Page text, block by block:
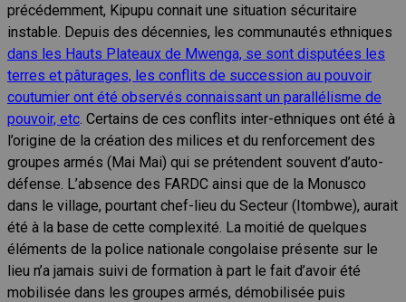
précédemment, Kipupu connait une situation sécuritaire
instable. Depuis des décennies, les communautés ethniques
dans les Hauts Plateaux de Mwenga, se sont disputées les
terres et pâturages, les conflits de succession au pouvoir
coutumier ont été observés connaissant un parallélisme de
pouvoir, etc . Certains de ces conflits inter-ethniques ont été à
l’origine de la création des milices et du renforcement des
groupes armés (Mai Mai) qui se prétendent souvent d’auto-
défense. L’absence des FARDC ainsi que de la Monusco
dans le village, pourtant chef-lieu du Secteur (Itombwe), aurait
été à la base de cette complexité. La moitié de quelques
éléments de la police nationale congolaise présente sur le
lieu n’a jamais suivi de formation à part le fait d’avoir été
mobilisée dans les groupes armés, démobilisée puis